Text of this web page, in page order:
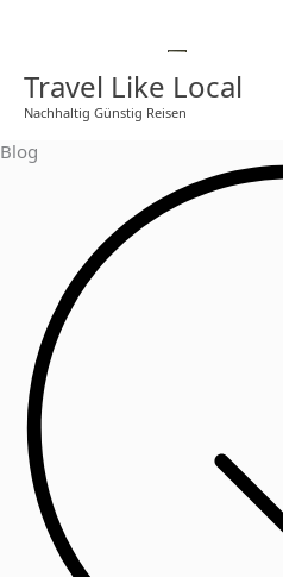
springen
Travel Like Local
Nachhaltig Günstig Reisen
Blog